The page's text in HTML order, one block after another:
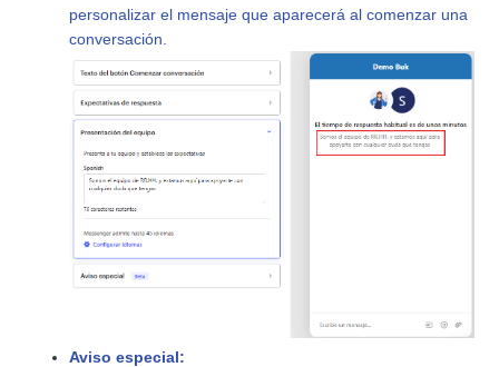
personalizar el mensaje que aparecerá al comenzar una
conversación.
Aviso especial: